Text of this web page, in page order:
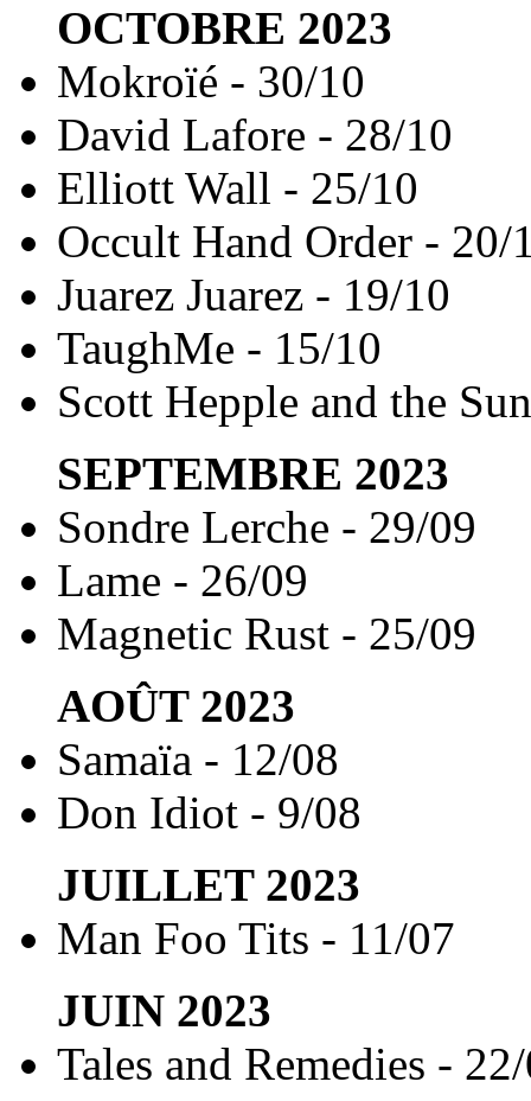
OCTOBRE 2023
Mokroïé - 30/10
David Lafore - 28/10
Elliott Wall - 25/10
Occult Hand Order - 20/
Juarez Juarez - 19/10
TaughMe - 15/10
Scott Hepple and the
SEPTEMBRE 2023
Sondre Lerche - 29/09
Lame - 26/09
Magnetic Rust - 25/09
AOÛT2023
Samaïa - 12/08
Don Idiot - 9/08
JUILLET2023
Man Foo Tits - 11/07
JUIN 2023
Tales and Remedies -